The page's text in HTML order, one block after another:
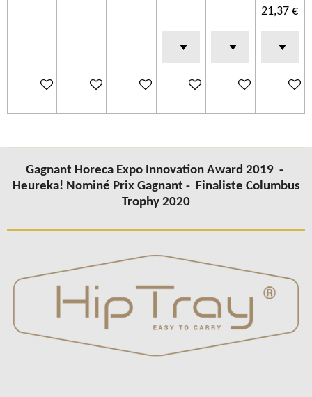
Ajouter au panierAjouter au panierAjouter au panierAjouter au panierAjouter au panier
21,37 €
Gagnant Horeca Expo Innovation Award 2019 -
Heureka! Nominé Prix Gagnant - Finaliste Columbus
Trophy 2020